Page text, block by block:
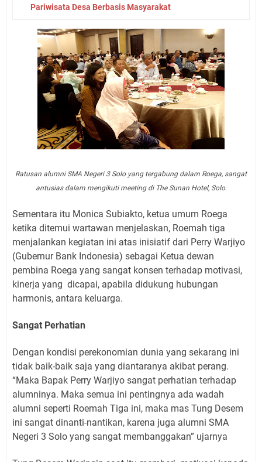
Pariwisata Desa Berbasis Masyarakat
Ratusan alumni SMA Negeri 3 Solo yang tergabung dalam Roega, sangat
antusias dalam mengikuti meeting di The Sunan Hotel, Solo.
Sementara itu Monica Subiakto, ketua umum Roega
ketika ditemui wartawan menjelaskan, Roemah tiga
menjalankan kegiatan ini atas inisiatif dari Perry Warjiyo
(Gubernur Bank Indonesia) sebagai Ketua dewan
pembina Roega yang sangat konsen terhadap motivasi,
kinerja yang dicapai, apabila didukung hubungan
harmonis, antara keluarga.
Sangat Perhatian
Dengan kondisi perekonomian dunia yang sekarang ini
tidak baik-baik saja yang diantaranya akibat perang.
“Maka Bapak Perry Warjiyo sangat perhatian terhadap
alumninya. Maka semua ini pentingnya ada wadah
alumni seperti Roemah Tiga ini, maka mas Tung Desem
ini sangat dinanti-nantikan, karena juga alumni SMA
Negeri 3 Solo yang sangat membanggakan” ujarnya